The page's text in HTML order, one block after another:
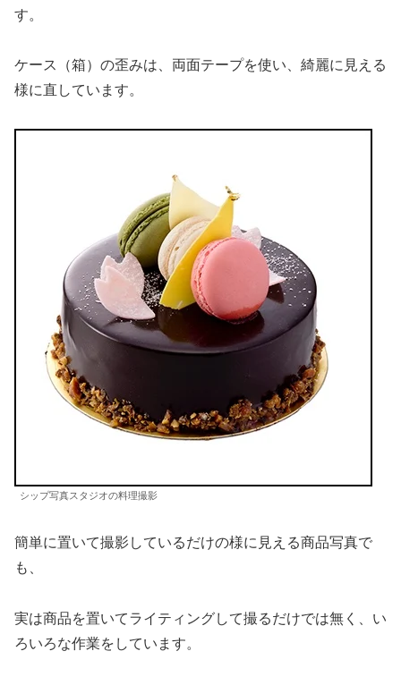
す。
ケース（箱）の歪みは、両面テープを使い、綺麗に見える
様に直しています。
シップ写真スタジオの料理撮影
簡単に置いて撮影しているだけの様に見える商品写真で
も、
実は商品を置いてライティングして撮るだけでは無く、い
ろいろな作業をしています。